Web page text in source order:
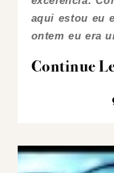
aqui estou eu
ontem eu era
Continue